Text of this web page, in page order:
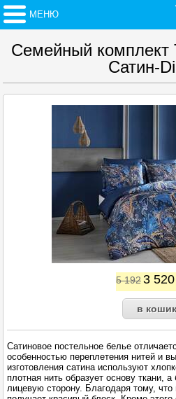
МЕНЮ
Семейный комплект
Сатин-
5 1923 520
Сатиновое постельное белье
особенностью переплетения нитей и
изготовления сатина используют
плотная нить образует основу ткани,
лицевую сторону. Благодаря тому, что